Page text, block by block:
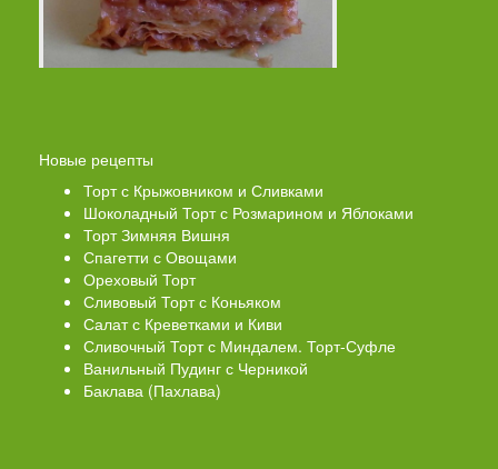
Новые рецепты
Торт с Крыжовником и Сливками
Шоколадный Торт с Розмарином и Яблоками
Торт Зимняя Вишня
Спагетти с Овощами
Ореховый Торт
Сливовый Торт с Коньяком
Салат с Креветками и Киви
Сливочный Торт с Миндалем. Торт-Суфле
Ванильный Пудинг с Черникой
Баклава (Пахлава)